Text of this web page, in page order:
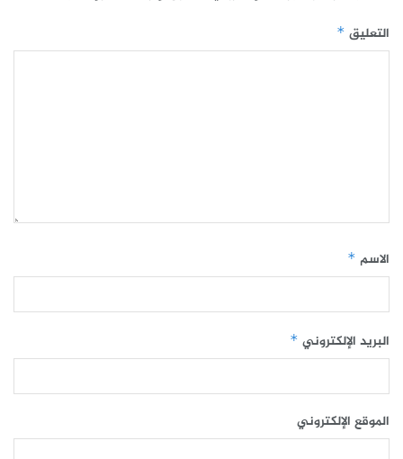
التعليق *
الاسم *
البريد الإلكتروني *
الموقع الإلكتروني